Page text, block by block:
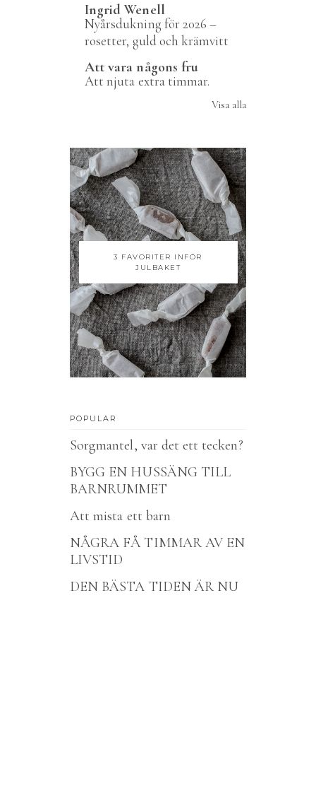
Ingrid Wenell
Nyårsdukning för 2026 –
rosetter, guld och krämvitt
Att vara någons fru
Att njuta extra timmar.
Visa alla
3 FAVORITER INFÖR
JULBAKET
POPULAR
Sorgmantel, var det ett tecken?
BYGG EN HUSSÄNG TILL
BARNRUMMET
Att mista ett barn
NÅGRA FÅ TIMMAR AV EN
LIVSTID
DEN BÄSTA TIDEN ÄR NU